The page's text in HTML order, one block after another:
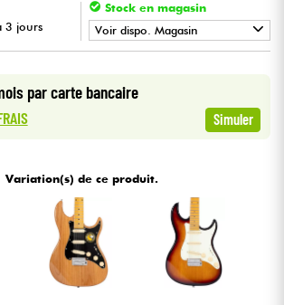
Voir nos marques
3 jours
Stock en magasin
Voir dispo. Magasin
par carte bancaire
Simuler
Variation(s) de ce produit.